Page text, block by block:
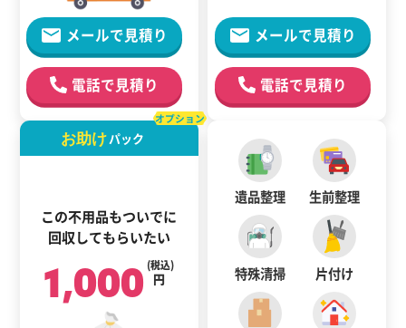
メールで見積り
電話で見積り
メールで見積り
電話で見積り
お助けパック
この不用品もついでに
回収してもらいたい
オプション
1,000 円
(税込)
遺品整理 生前整理
特殊清掃 片付け